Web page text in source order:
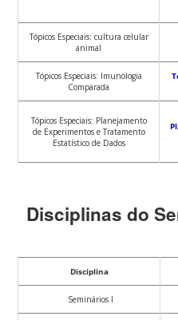
Tópicos Especiais: cultura celular
animal
Tópicos Especiais: Imunologia
Comparada
Tópicos Especiais: Planejamento
de Experimentos e Tratamento
Estatístico de Dados
Disciplinas do
Disciplina
Seminários I